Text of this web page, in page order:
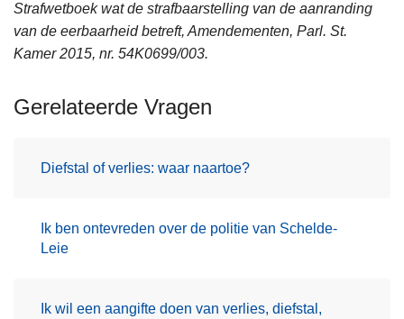
Strafwetboek wat de strafbaarstelling van de aanranding
van de eerbaarheid betreft, Amendementen, Parl. St.
Kamer 2015, nr. 54K0699/003.
Gerelateerde Vragen
Diefstal of verlies: waar naartoe?
Ik ben ontevreden over de politie van Schelde-
Leie
Ik wil een aangifte doen van verlies, diefstal,